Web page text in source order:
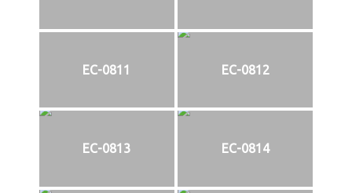
EC-0811 EC-0812
EC-0813 EC-0814